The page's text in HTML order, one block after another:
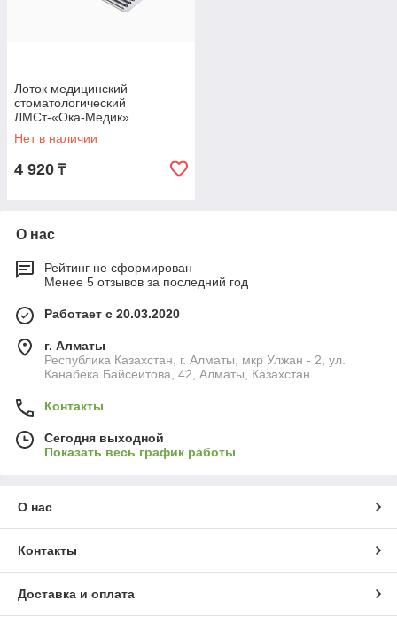
Лоток медицинский
стоматологический
ЛМСт-«Ока-Медик»
(195*90*22)
Нет в наличии
4 920 ₸
О нас
Рейтинг не сформирован
Менее 5 отзывов за последний год
Работает с 20.03.2020
г. Алматы
Республика Казахстан, г. Алматы, мкр Улжан - 2, ул.
Канабека Байсеитова, 42, Алматы, Казахстан
Контакты
Сегодня выходной
Показать весь график работы
О нас
Контакты
Доставка и оплата